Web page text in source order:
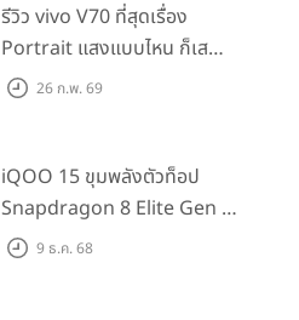
รีวิว vivo V70 ที่สุดเรื่อง
Portrait แสงแบบไหน ก็เส
กช็อตให้สวยได้!
26 ก.พ. 69
iQOO 15 ขุมพลังตัวท็อป
Snapdragon 8 Elite Gen 5
เล่นลื่นทุกเกม!
9 ธ.ค. 68